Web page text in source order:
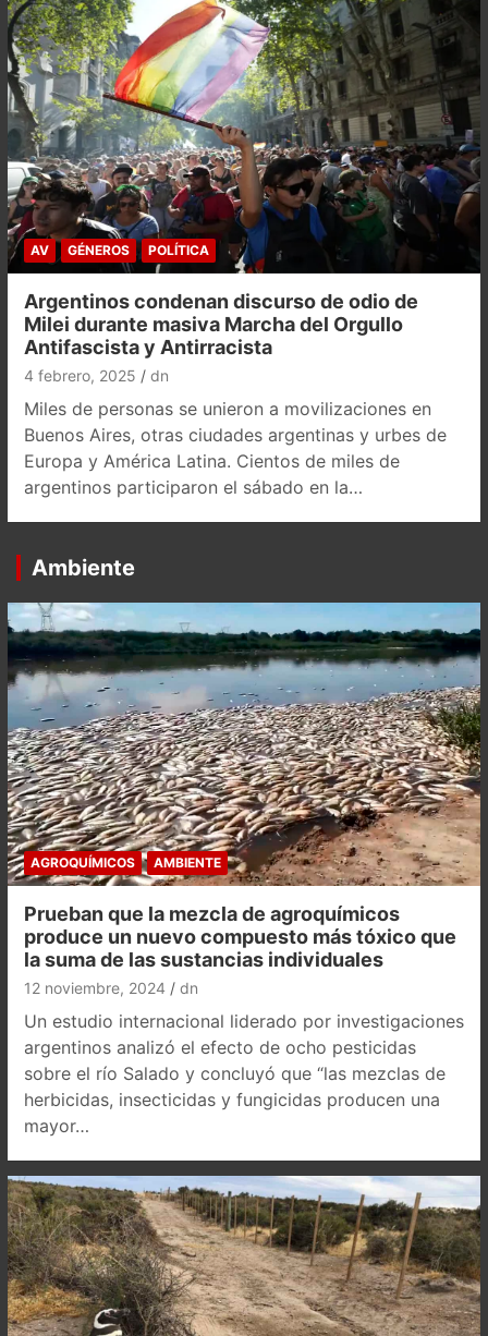
AV GÉNEROS POLÍTICA
Argentinos condenan discurso de odio de
Milei durante masiva Marcha del Orgullo
Antifascista y Antirracista
4 febrero, 2025 dn
Miles de personas se unieron a movilizaciones en
Buenos Aires, otras ciudades argentinas y urbes de
Europa y América Latina. Cientos de miles de
argentinos participaron el sábado en la…
Ambiente
AGROQUÍMICOS AMBIENTE
Prueban que la mezcla de agroquímicos
produce un nuevo compuesto más tóxico que
la suma de las sustancias individuales
12 noviembre, 2024 dn
Un estudio internacional liderado por investigaciones
argentinos analizó el efecto de ocho pesticidas
sobre el río Salado y concluyó que “las mezclas de
herbicidas, insecticidas y fungicidas producen una
mayor…